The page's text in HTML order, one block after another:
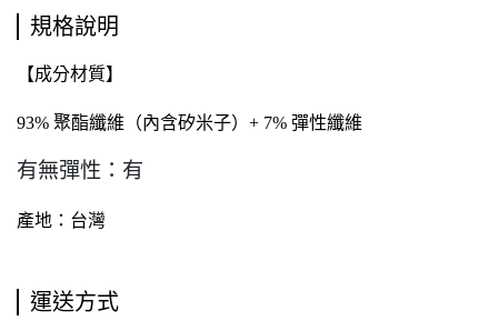
規格說明
【成分材質】
93% 聚酯纖維（內含矽米子） + 7% 彈性纖維
有無彈性：有
產地：台灣
運送方式